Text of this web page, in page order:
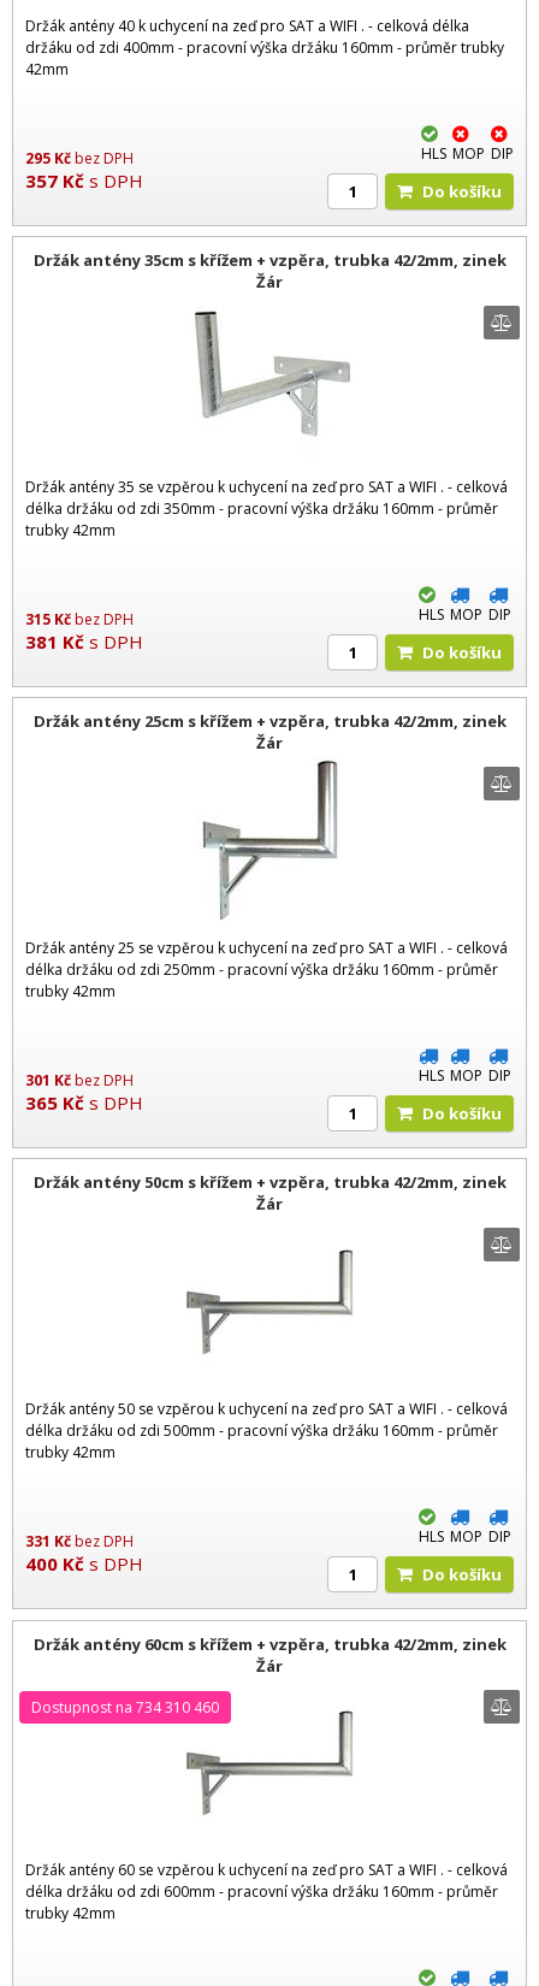
Držák antény 40 k uchycení na zeď pro SAT a WIFI . - celková délka
držáku od zdi 400mm - pracovní výška držáku 160mm - průměr trubky
42mm
295 Kčbez DPH
357 Kč s DPH
HLS MOP DIP
Do košíku
Držák antény 35cm s křížem + vzpěra, trubka 42/2mm, zinek
Žár
Držák antény 35 se vzpěrou k uchycení na zeď pro SAT a WIFI . - celková
délka držáku od zdi 350mm - pracovní výška držáku 160mm - průměr
trubky 42mm
315 Kčbez DPH
381 Kč s DPH
HLS MOP DIP
Do košíku
Držák antény 25cm s křížem + vzpěra, trubka 42/2mm, zinek
Žár
Držák antény 25 se vzpěrou k uchycení na zeď pro SAT a WIFI . - celková
délka držáku od zdi 250mm - pracovní výška držáku 160mm - průměr
trubky 42mm
301 Kčbez DPH
365 Kč s DPH
HLS MOP DIP
Do košíku
Držák antény 50cm s křížem + vzpěra, trubka 42/2mm, zinek
Žár
Držák antény 50 se vzpěrou k uchycení na zeď pro SAT a WIFI . - celková
délka držáku od zdi 500mm - pracovní výška držáku 160mm - průměr
trubky 42mm
331 Kčbez DPH
400 Kč s DPH
HLS MOP DIP
Do košíku
Držák antény 60cm s křížem + vzpěra, trubka 42/2mm, zinek
Žár
Držák antény 60 se vzpěrou k uchycení na zeď pro SAT a WIFI . - celková
délka držáku od zdi 600mm - pracovní výška držáku 160mm - průměr
trubky 42mm
Dostupnost na 734 310 460